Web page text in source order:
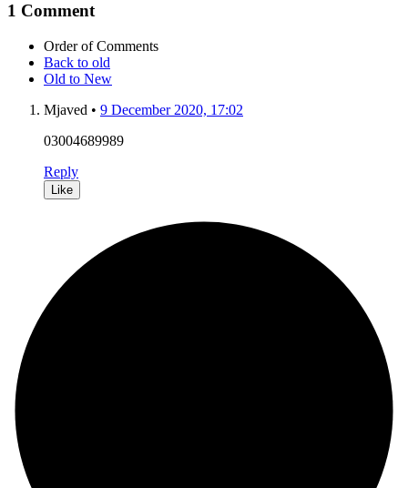
1 Comment
Order of Comments
Back to old
Old to New
Mjaved • 9 December 2020, 17:02
03004689989
Reply
Like